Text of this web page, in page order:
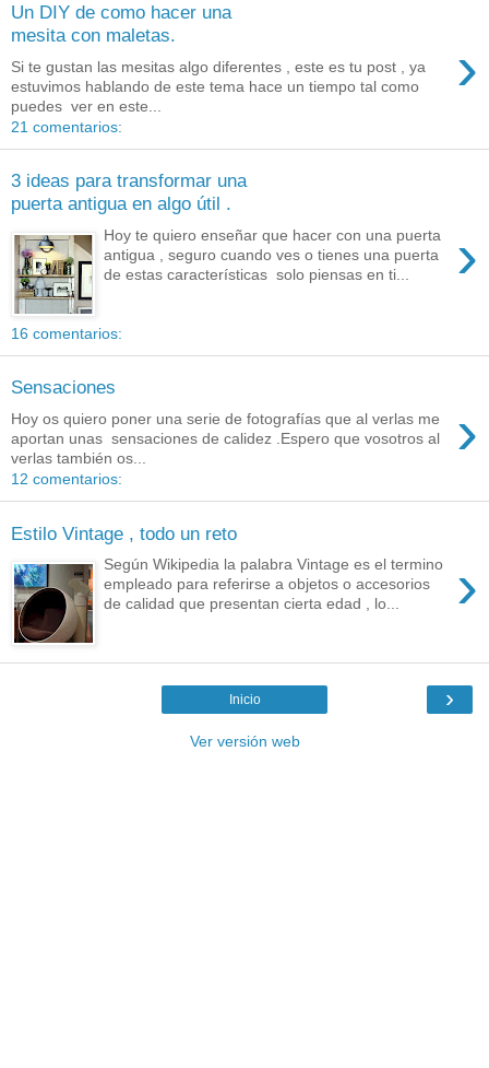
Un DIY de como hacer una
mesita con maletas.
›
Si te gustan las mesitas algo diferentes , este es tu post , ya
estuvimos hablando de este tema hace un tiempo tal como
puedes ver en este...
21 comentarios:
3 ideas para transformar una
puerta antigua en algo útil .
›
Hoy te quiero enseñar que hacer con una puerta
antigua , seguro cuando ves o tienes una puerta
de estas características solo piensas en ti...
16 comentarios:
Sensaciones
›
Hoy os quiero poner una serie de fotografías que al verlas me
aportan unas sensaciones de calidez .Espero que vosotros al
verlas también os...
12 comentarios:
Estilo Vintage , todo un reto
›
Según Wikipedia la palabra Vintage es el termino
empleado para referirse a objetos o accesorios
de calidad que presentan cierta edad , lo...
›
Inicio
Ver versión web